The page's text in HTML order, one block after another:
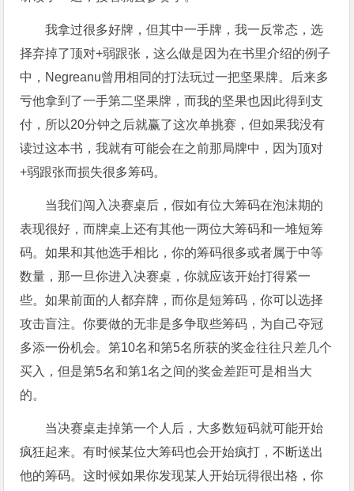
我拿过很多好牌，但其中一手牌，我一反常态，选
择弃掉了顶对+弱跟张，这么做是因为在书里介绍的例子
中，Negreanu曾用相同的打法玩过一把坚果牌。后来多
亏他拿到了一手第二坚果牌，而我的坚果也因此得到支
付，所以20分钟之后就赢了这次单挑赛，但如果我没有
读过这本书，我就有可能会在之前那局牌中，因为顶对
+弱跟张而损失很多筹码。
当我们闯入决赛桌后，假如有位大筹码在泡沫期的
表现很好，而牌桌上还有其他一两位大筹码和一堆短筹
码。如果和其他选手相比，你的筹码很多或者属于中等
数量，那一旦你进入决赛桌，你就应该开始打得紧一
些。如果前面的人都弃牌，而你是短筹码，你可以选择
攻击盲注。你要做的无非是多争取些筹码，为自己夺冠
多添一份机会。第10名和第5名所获的奖金往往只差几个
买入，但是第5名和第1名之间的奖金差距可是相当大
的。
当决赛桌走掉第一个人后，大多数短码就可能开始
疯狂起来。有时候某位大筹码也会开始疯打，不断送出
他的筹码。这时候如果你发现某人开始玩得很出格，你